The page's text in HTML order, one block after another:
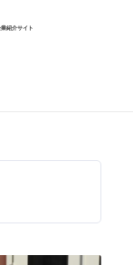
紹介サイト